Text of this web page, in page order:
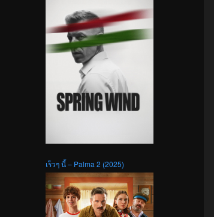
เร็วๆ นี้ – Palma 2 (2025)